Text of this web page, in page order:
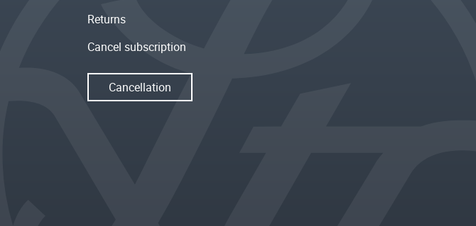
Returns
Cancel subscription
Cancellation